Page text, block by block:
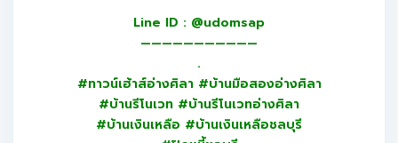
Line ID : @udomsap
———————————
.
#ทาวน์เฮ้าส์อ่างศิลา #บ้านมือสองอ่างศิลา
#บ้านรีโนเวท #บ้านรีโนเวทอ่างศิลา
#บ้านเงินเหลือ #บ้านเงินเหลือชลบุรี